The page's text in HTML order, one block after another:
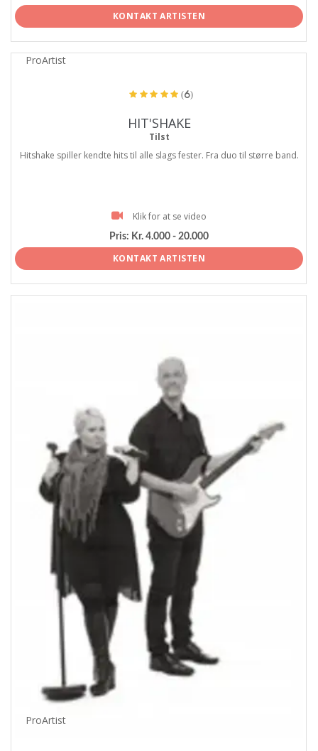
KONTAKT ARTISTEN
ProArtist
(6)
HIT'SHAKE
Tilst
Hitshake spiller kendte hits til alle slags fester. Fra duo til større band.
Klik for at se video
Pris: Kr. 4.000 - 20.000
KONTAKT ARTISTEN
ProArtist